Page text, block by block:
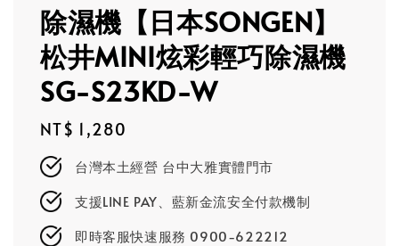
除濕機【日本SONGEN】
松井MINI炫彩輕巧除濕機
SG-S23KD-W
Regular
price
NT$ 1,280
台灣本土經營 台中大雅實體門市
支援LINE PAY、藍新金流安全付款機制
即時客服快速服務 0900-622212